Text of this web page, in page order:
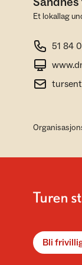
Et lokallag
51 84
Bli